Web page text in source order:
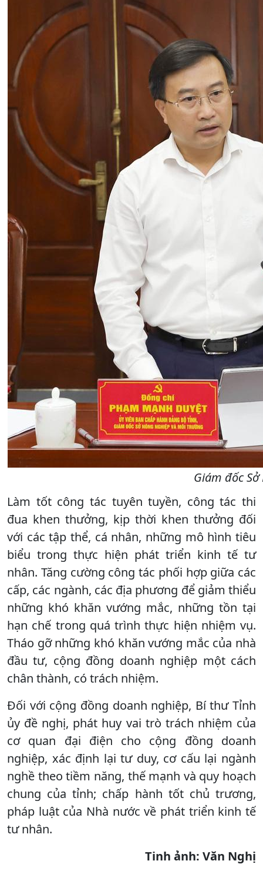
Giám đốc
Làm tốt công tác tuyên tuyền, công tác thi
đua khen thưởng, kịp thời khen thưởng đối
với các tập thể, cá nhân, những mô hình tiêu
biểu trong thực hiện phát triển kinh tế tư
nhân. Tăng cường công tác phối hợp giữa các
cấp, các ngành, các địa phương để giảm thiểu
những khó khăn vướng mắc, những tồn tại
hạn chế trong quá trình thực hiện nhiệm vụ.
Tháo gỡ những khó khăn vướng mắc của nhà
đầu tư, cộng đồng doanh nghiệp một cách
chân thành, có trách nhiệm.
Đối với cộng đồng doanh nghiệp, Bí thư Tỉnh
ủy đề nghị, phát huy vai trò trách nhiệm của
cơ quan đại điện cho cộng đồng doanh
nghiệp, xác định lại tư duy, cơ cấu lại ngành
nghề theo tiềm năng, thế mạnh và quy hoạch
chung của tỉnh; chấp hành tốt chủ trương,
pháp luật của Nhà nước về phát triển kinh tế
tư nhân.
Tinh ảnh: Văn Nghị